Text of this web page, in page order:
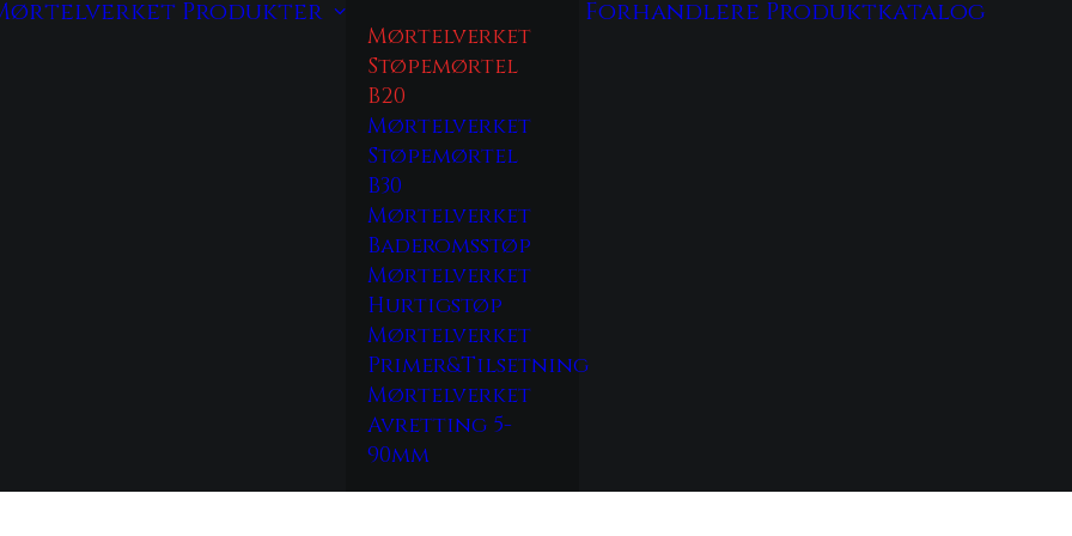
Produkter
Mørtelverket
Støpemørtel
B20
Mørtelverket
Støpemørtel
B30
Mørtelverket
Baderomsstøp
Mørtelverket
Hurtigstøp
Mørtelverket
Primer&Tilsetning
Mørtelverket
Avretting 5-
90mm
Forhandlere Produktkatalog